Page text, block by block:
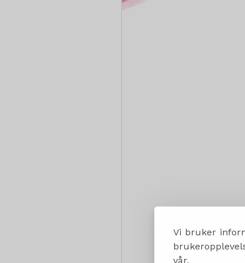
Vi bruker
vår.